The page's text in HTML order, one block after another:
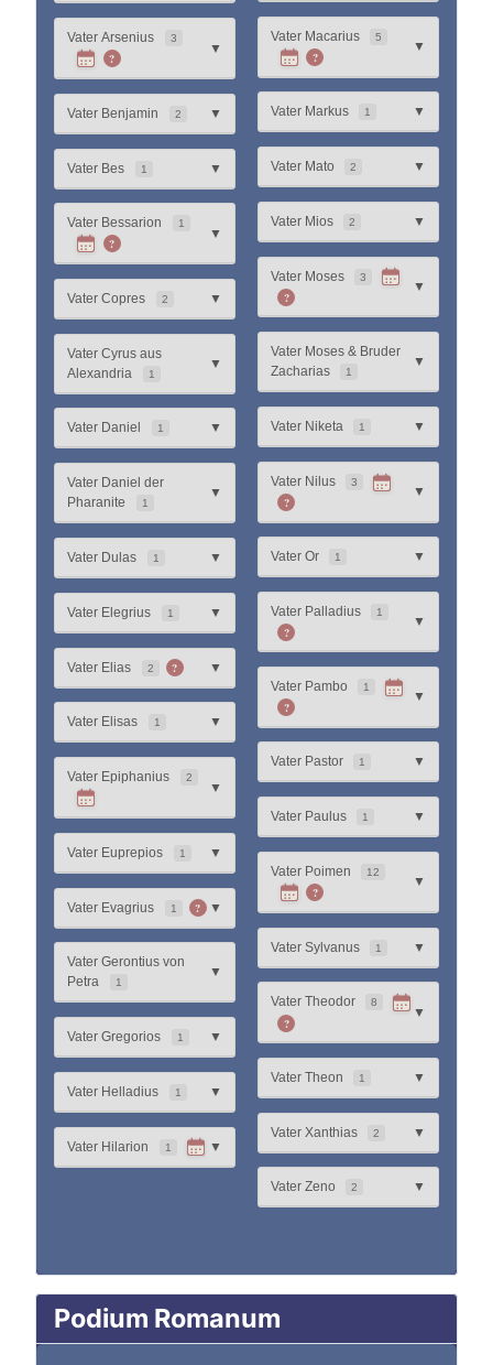
Vater Arsenius 3
?
▼
Vater Benjamin 2 ▼
Vater Bes 1 ▼
Vater Bessarion 1
?
▼
Vater Copres 2 ▼
Vater Cyrus aus
Alexandria
1
▼
Vater Daniel 1 ▼
Vater Daniel der
Pharanite
1
▼
Vater Dulas 1 ▼
Vater Elegrius 1 ▼
Vater Elias 2 ? ▼
Vater Elisas 1 ▼
Vater Epiphanius 2
▼
Vater Euprepios 1 ▼
Vater Evagrius 1 ? ▼
Vater Gerontius von
Petra
1
▼
Vater Gregorios 1 ▼
Vater Helladius 1 ▼
Vater Hilarion 1 ▼
Vater Macarius 5
?
▼
Vater Markus 1 ▼
Vater Mato 2 ▼
Vater Mios 2 ▼
Vater Moses 3
?
▼
Vater Moses & Bruder
Zacharias
1
▼
Vater Niketa 1 ▼
Vater Nilus 3
?
▼
Vater Or 1 ▼
Vater Palladius 1
?
▼
Vater Pambo 1
?
▼
Vater Pastor 1 ▼
Vater Paulus 1 ▼
Vater Poimen 12
?
▼
Vater Sylvanus 1 ▼
Vater Theodor 8
?
▼
Vater Theon 1 ▼
Vater Xanthias 2 ▼
Vater Zeno 2 ▼
Podium Romanum